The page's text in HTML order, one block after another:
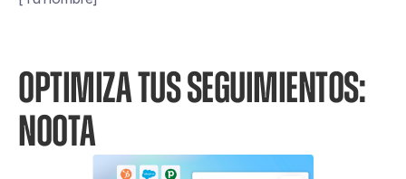
OPTIMIZA TUS SEGUIMIENTOS:
NOOTA